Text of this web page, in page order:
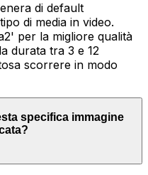
di default
di media in video.
per la migliore qualità
durata tra 3 e 12
scorrere in modo
specifica immagine